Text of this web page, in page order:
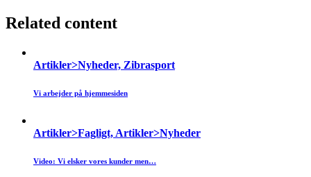
Related content
Artikler>Nyheder, Zibrasport
Vi arbejder på hjemmesiden
Artikler>Fagligt, Artikler>Nyheder
Video: Vi elsker vores kunder men…